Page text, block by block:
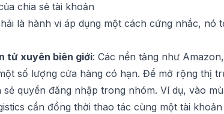
chia sẻ tài khoản
là hành vi áp dụng một cách cứng nhắc,
tử xuyên biên giới: Các nền tảng như
số lượng cửa hàng có hạn. Để mở rộng thị
quyền đăng nhập trong nhóm. Ví dụ, vào
cần đồng thời thao tác cùng một tài